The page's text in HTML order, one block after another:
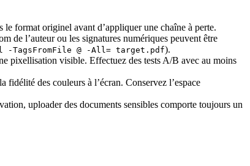
format originel avant d’appliquer une chaîne à perte.
de l’auteur ou les signatures numériques peuvent être
@ -All= target.pdf).
pixellisation visible. Effectuez des tests A/B avec au moins
des couleurs à l’écran. Conservez l’espace
uploader des documents sensibles comporte toujours un